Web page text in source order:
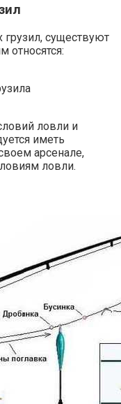
существуют
относятся:
ловли и
иметь
арсенале,
ловли.